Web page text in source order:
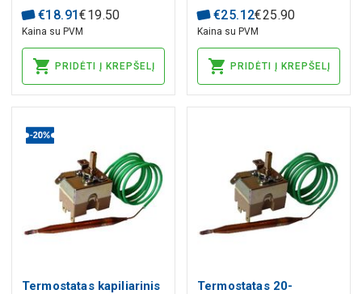
ELECTROLUX
indaplovei
€18.91€19.50
Kaina su PVM
PRIDĖTI Į KREPŠELĮ
Campini
€25.12€25.90
Kaina su PVM
PRIDĖTI Į KREPŠELĮ
Termostatas kapiliarinis
Termostatas 20-